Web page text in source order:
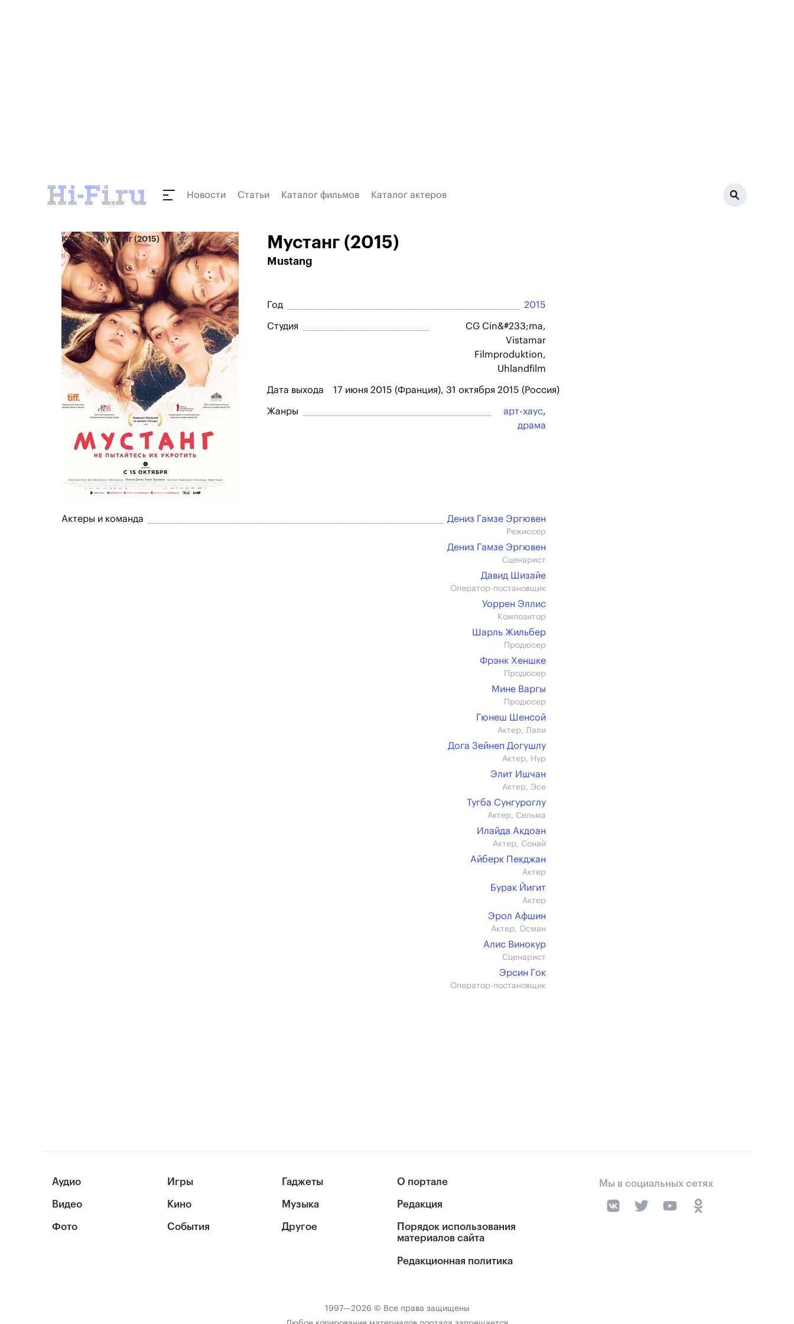
Новости Статьи Каталог фильмов Каталог актеров
Кино Мустанг (2015) Мустанг (2015)
Mustang
Год 2015
Студия
CG Cin&#233;ma,
Vistamar
Filmproduktion,
Uhlandfilm
Дата выхода 17 июня 2015 (Франция), 31 октября 2015 (Россия)
Жанры арт-хаус,
драма
Актеры и команда Дениз Гамзе Эргювен
Режиссер
Дениз Гамзе Эргювен
Сценарист
Давид Шизайе
Оператор-постановщик
Уоррен Эллис
Композитор
Шарль Жильбер
Продюсер
Фрэнк Хеншке
Продюсер
Мине Варгы
Продюсер
Гюнеш Шенсой
Актер, Лали
Дога Зейнеп Догушлу
Актер, Нур
Элит Ишчан
Актер, Эсе
Тугба Сунгуроглу
Актер, Сельма
Илайда Акдоан
Актер, Сонай
Айберк Пекджан
Актер
Бурак Йигит
Актер
Эрол Афшин
Актер, Осман
Алис Винокур
Сценарист
Эрсин Гок
Оператор-постановщик
Аудио
Видео
Фото
Игры
Кино
События
Гаджеты
Музыка
Другое
О портале
Редакция
Порядок использования
материалов сайта
Редакционная политика
Мы в социальных сетях
1997—2026 © Все права защищены